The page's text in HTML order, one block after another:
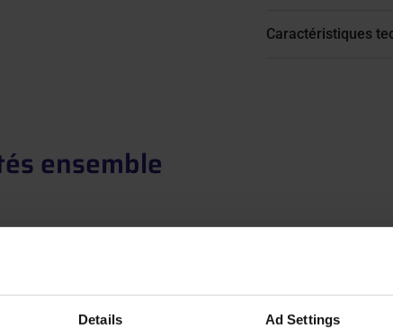
Details Ad Settings
Caractéristiques
ensemble